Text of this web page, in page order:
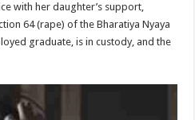
with her daughter’s support,
64 (rape) of the Bharatiya Nyaya
graduate, is in custody, and the